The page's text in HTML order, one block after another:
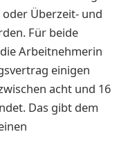
Überzeit- und
Für beide
Arbeitnehmerin
einigen
acht und 16
Das gibt dem